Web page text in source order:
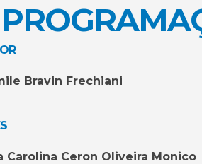
Bravin Frechiani
Carolina Ceron Oliveira Monico